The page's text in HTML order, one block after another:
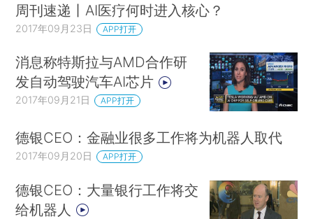
周刊速递丨AI医疗何时进入核心？
2017年09月23日 APP打开
消息称特斯拉与AMD合作研
发自动驾驶汽车AI芯片
2017年09月21日 APP打开
德银CEO：金融业很多工作将为机器人取代
2017年09月20日 APP打开
德银CEO：大量银行工作将交
给机器人